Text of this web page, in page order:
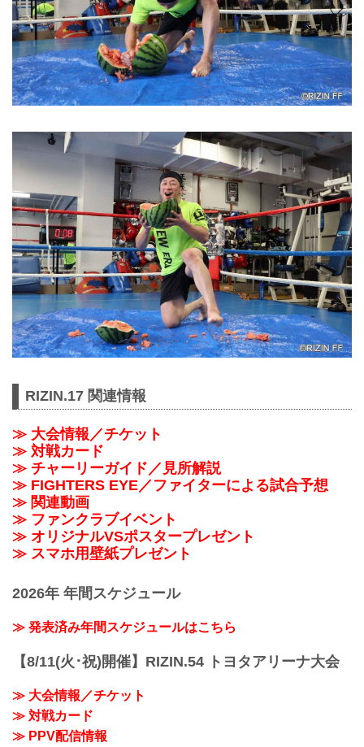
RIZIN.17 関連情報
≫ 大会情報／チケット
≫ 対戦カード
≫ チャーリーガイド／見所解説
≫ FIGHTERS EYE／ファイターによる試合予想
≫ 関連動画
≫ ファンクラブイベント
≫ オリジナルVSポスタープレゼント
≫ スマホ用壁紙プレゼント
2026年 年間スケジュール
≫ 発表済み年間スケジュールはこちら
【8/11(火･祝)開催】RIZIN.54 トヨタアリーナ大会
≫ 大会情報／チケット
≫ 対戦カード
≫ PPV配信情報